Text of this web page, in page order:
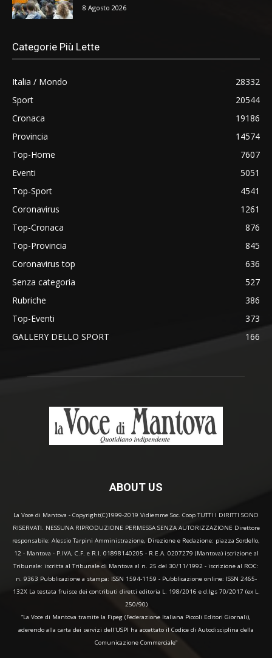
8 Agosto 2026
Categorie Più Lette
Italia / Mondo
28332
Sport
20544
Cronaca
19186
Provincia
14574
Top-Home
7607
Eventi
5051
Top-Sport
4541
Coronavirus
1261
Top-Cronaca
876
Top-Provincia
845
Coronavirus top
636
Senza categoria
527
Rubriche
386
Top-Eventi
373
GALLERY DELLO SPORT
166
ABOUT US
La Voce di Mantova - Copyright(C)1999-2019 Vidiemme Soc. Coop TUTTI I DIRITTI SONO
RISERVATI. NESSUNA RIPRODUZIONE PERMESSA SENZA AUTORIZZAZIONE Direttore
responsabile: Alessio Tarpini Amministrazione, Direzione e Redazione: piazza Sordello,
12 - Mantova - P.IVA, C.F. e R.I. 01898140205 - R.E.A. 0207279 (Mantova) iscrizione al
Tribunale: iscritta al Tribunale di Mantova al n. 25 del 30/11/1992 - iscrizione al ROC:
n. 9363 Pubblicazione a stampa: ISSN 1594-1159 - Pubblicazione online: ISSN 2465-
132X La testata fruisce dei contributi diretti editoria L. 198/2016 e d.lgs 70/2017 (ex L.
250/90)
“La Voce di Mantova tramite la Fipeg (Federazione Italiana Piccoli Editori Giornali),
aderendo alla carta dei servizi dell'USPI ha accettato il Codice di Autodisciplina della
Comunicazione Commerciale"